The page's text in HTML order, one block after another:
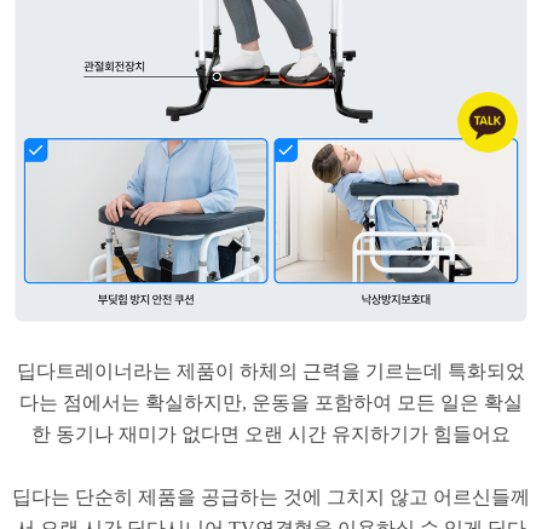
​딥다트레이너라는 제품이 하체의 근력을 기르는데 특화되었
다는 점에서는 확실하지만, 운동을 포함하여 모든 일은 확실
한 동기나 재미가 없다면 오랜 시간 유지하기가 힘들어요
​딥다는 단순히 제품을 공급하는 것에 그치지 않고 어르신들께